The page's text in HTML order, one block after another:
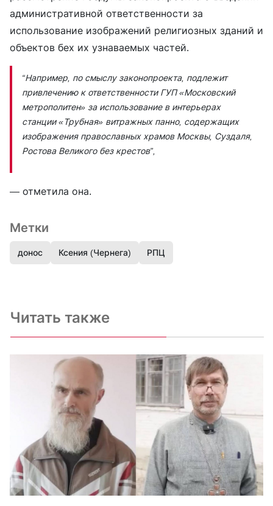
административной ответственности за
использование изображений религиозных зданий и
объектов бех их узнаваемых частей.
“Например, по смыслу законопроекта, подлежит
привлечению к ответственности ГУП «Московский
метрополитен» за использование в интерьерах
станции «Трубная» витражных панно, содержащих
изображения православных храмов Москвы, Суздаля,
Ростова Великого без крестов”,
— отметила она.
Метки
донос Ксения (Чернега) РПЦ
Читать также